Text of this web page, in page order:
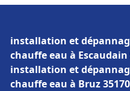
installation et
chauffe eau à Escaudain
installation et
chauffe eau à Bruz 35170